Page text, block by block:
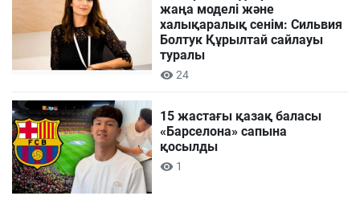
жаңа моделі және
халықаралық сенім: Сильвия
Болтук Құрылтай сайлауы
туралы
24
15 жастағы қазақ баласы
«Барселона» сапына
қосылды
1